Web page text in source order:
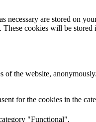
are stored on
These cookies will be
of the website, anonymously.
for the cookies in the
"Functional".